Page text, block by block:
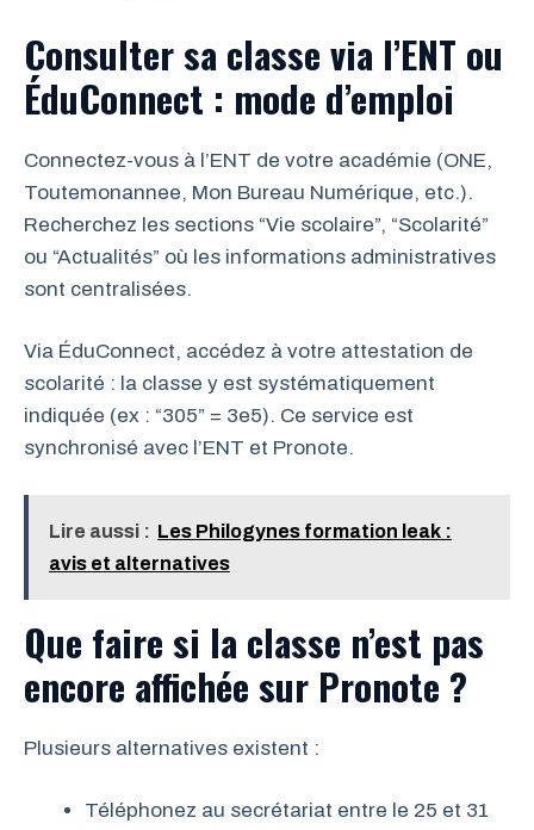
Consulter sa classe via l’ENT ou
ÉduConnect : mode d’emploi
Connectez-vous à l’ENT de votre académie (ONE,
Toutemonannee, Mon Bureau Numérique, etc.).
Recherchez les sections “Vie scolaire”, “Scolarité”
ou “Actualités” où les informations administratives
sont centralisées.
Via ÉduConnect, accédez à votre attestation de
scolarité : la classe y est systématiquement
indiquée (ex : “305” = 3e5). Ce service est
synchronisé avec l’ENT et Pronote.
Lire aussi : Les Philogynes formation leak :
avis et alternatives
Que faire si la classe n’est pas
encore affichée sur Pronote ?
Plusieurs alternatives existent :
Téléphonez au secrétariat entre le 25 et 31